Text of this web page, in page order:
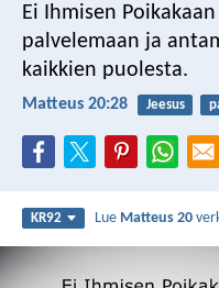
Ei Ihmisen
palvelemaan ja
kaikkien puolesta.
Matteus 20:28 Jeesus
KR92 Lue Matteus 20